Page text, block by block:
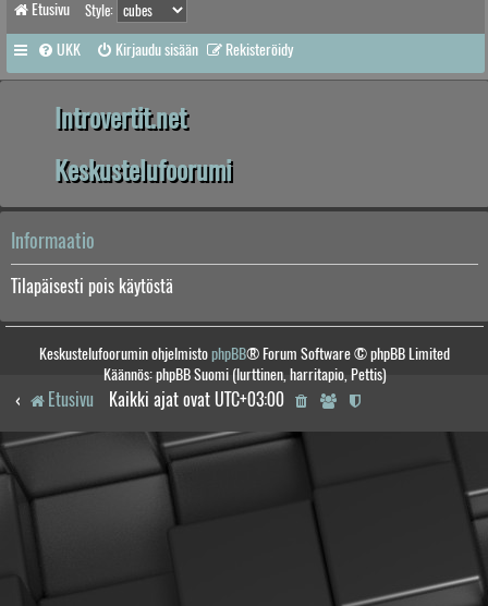
Etusivu Style:
UKK Kirjaudu sisään Rekisteröidy
Introvertit.net
Keskustelufoorumi
Informaatio
Tilapäisesti pois käytöstä
Keskustelufoorumin ohjelmistophpBB® Forum Software © phpBB Limited
Käännös: phpBB Suomi (lurttinen, harritapio, Pettis)
Etusivu Kaikki ajat ovat UTC+03:00